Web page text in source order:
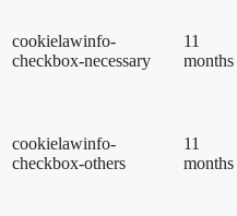
cookielawinfo-
checkbox-necessary
11
months
cookielawinfo-
checkbox-others
11
months